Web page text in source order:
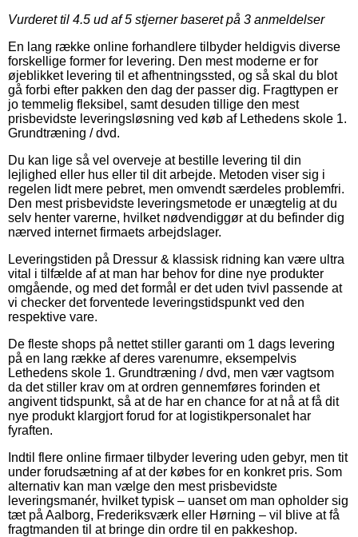
Vurderet til 4.5 ud af 5 stjerner baseret på 3 anmeldelser
En lang række online forhandlere tilbyder heldigvis diverse
forskellige former for levering. Den mest moderne er for
øjeblikket levering til et afhentningssted, og så skal du blot
gå forbi efter pakken den dag der passer dig. Fragttypen er
jo temmelig fleksibel, samt desuden tillige den mest
prisbevidste leveringsløsning ved køb af Lethedens skole 1.
Grundtræning / dvd.
Du kan lige så vel overveje at bestille levering til din
lejlighed eller hus eller til dit arbejde. Metoden viser sig i
regelen lidt mere pebret, men omvendt særdeles problemfri.
Den mest prisbevidste leveringsmetode er unægtelig at du
selv henter varerne, hvilket nødvendiggør at du befinder dig
nærved internet firmaets arbejdslager.
Leveringstiden på Dressur & klassisk ridning kan være ultra
vital i tilfælde af at man har behov for dine nye produkter
omgående, og med det formål er det uden tvivl passende at
vi checker det forventede leveringstidspunkt ved den
respektive vare.
De fleste shops på nettet stiller garanti om 1 dags levering
på en lang række af deres varenumre, eksempelvis
Lethedens skole 1. Grundtræning / dvd, men vær vagtsom
da det stiller krav om at ordren gennemføres forinden et
angivent tidspunkt, så at de har en chance for at nå at få dit
nye produkt klargjort forud for at logistikpersonalet har
fyraften.
Indtil flere online firmaer tilbyder levering uden gebyr, men tit
under forudsætning af at der købes for en konkret pris. Som
alternativ kan man vælge den mest prisbevidste
leveringsmanér, hvilket typisk – uanset om man opholder sig
tæt på Aalborg, Frederiksværk eller Hørning – vil blive at få
fragtmanden til at bringe din ordre til en pakkeshop.